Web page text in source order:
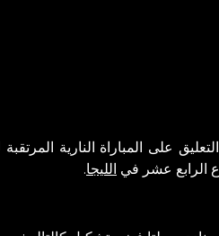
على المباراة النارية
الرابع عشر في الليجا.